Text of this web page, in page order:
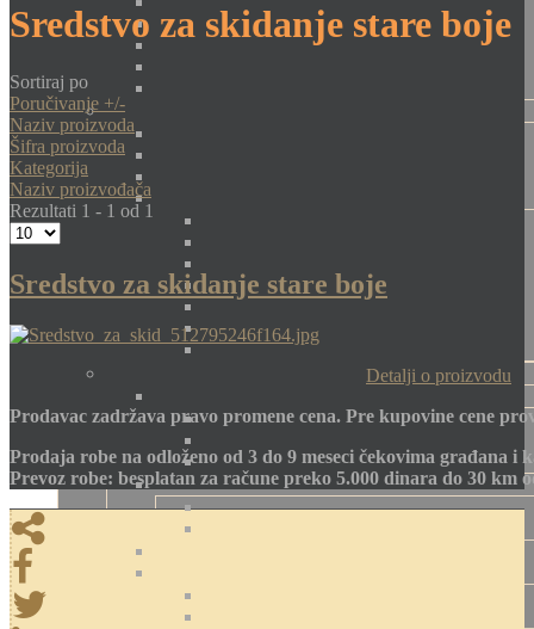
Sredstvo za skidanje stare boje
Sortiraj po
Poručivanje +/-
Naziv proizvoda
Šifra proizvoda
Kategorija
Naziv proizvođača
Rezultati 1 - 1 od 1
Sredstvo za skidanje stare boje
Detalji o proizvodu
Prodavac zadržava pravo promene cena. Pre kupovine cene
Prodaja robe na odloženo od 3 do 9 meseci čekovima građana i
Prevoz robe: besplatan za račune preko 5.000 dinara do 30 km